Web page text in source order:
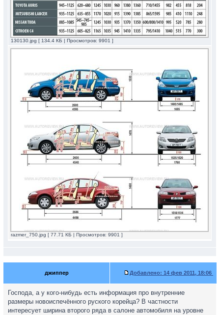
130130.jpg [ 134.4 КБ | Просмотров: 9901 ]
razmer_750.jpg [ 77.71 КБ | Просмотров: 9901 ]
джиппер Добавлено: 14 фев 2011, 18:06
Господа, а у кого-нибудь есть информация про внутренние
размеры новоиспечённого руского корейца? В частности
интересует ширина второго ряда в салоне автомобиля на уровне